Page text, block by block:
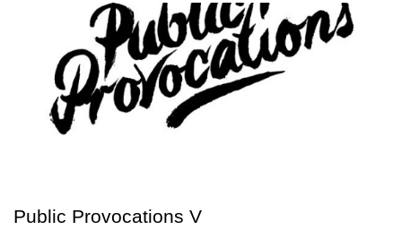
Public Provocations V